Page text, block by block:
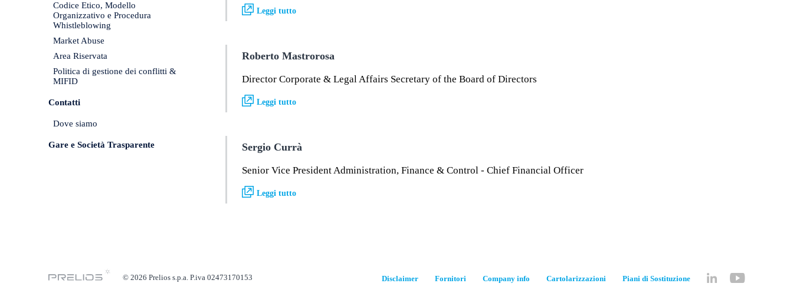
Leggi tutto
Roberto Mastrorosa
Director Corporate & Legal Affairs Secretary of the Board of Directors
Leggi tutto
Sergio Currà
Senior Vice President Administration, Finance & Control - Chief Financial Officer
Leggi tutto
Codice Etico, Modello
Organizzativo e Procedura
Whistleblowing
Market Abuse
Area Riservata
Politica di gestione dei conflitti &
MIFID
Contatti
Dove siamo
Gare e Società Trasparente
© 2026 Prelios s.p.a. P.iva 02473170153 Disclaimer Fornitori Company info Cartolarizzazioni Piani di Sostituzione